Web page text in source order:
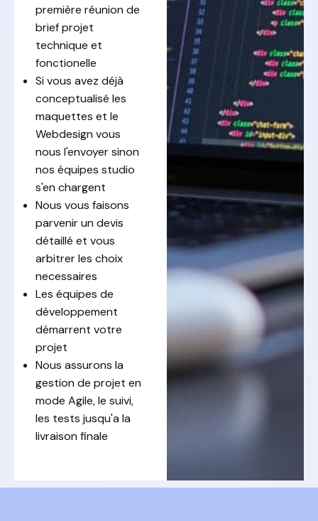
première réunion de
brief projet
technique et
fonctionelle
Si vous avez déjà
conceptualisé les
maquettes et le
Webdesign vous
nous l'envoyer sinon
nos équipes studio
s'en chargent
Nous vous faisons
parvenir un devis
détaillé et vous
arbitrer les choix
necessaires
Les équipes de
développement
démarrent votre
projet
Nous assurons la
gestion de projet en
mode Agile, le suivi,
les tests jusqu'a la
livraison finale